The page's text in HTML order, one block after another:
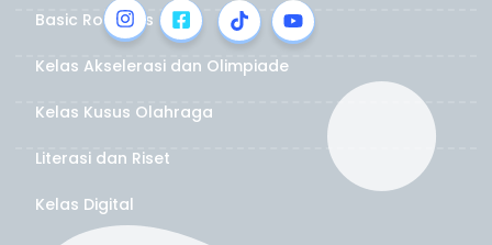
Basic Robotics
Kelas Akselerasi dan Olimpiade
Kelas Kusus Olahraga
Literasi dan Riset
Kelas Digital